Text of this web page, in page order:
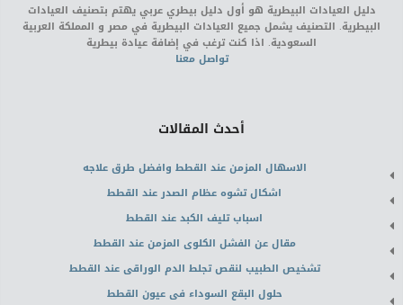
دليل العيادات البيطرية هو أول دليل بيطري عربي يهتم بتصنيف العيادات
البيطرية. التصنيف يشمل جميع العيادات البيطرية في مصر و المملكة العربية
السعودية. اذا كنت ترغب في إضافة عيادة بيطرية
تواصل معنا
أحدث المقالات
الاسهال المزمن عند القطط وافضل طرق علاجه
اشكال تشوه عظام الصدر عند القطط
اسباب تليف الكبد عند القطط
مقال عن الفشل الكلوى المزمن عند القطط
تشخيص الطبيب لنقص تجلط الدم الوراقى عند القطط
حلول البقع السوداء فى عيون القطط